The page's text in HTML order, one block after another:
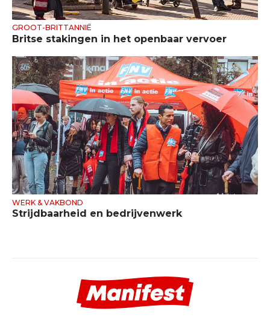
GROOT-BRITTANNIË
Britse stakingen in het openbaar vervoer
WERK & VAKBOND
Strijdbaarheid en bedrijvenwerk